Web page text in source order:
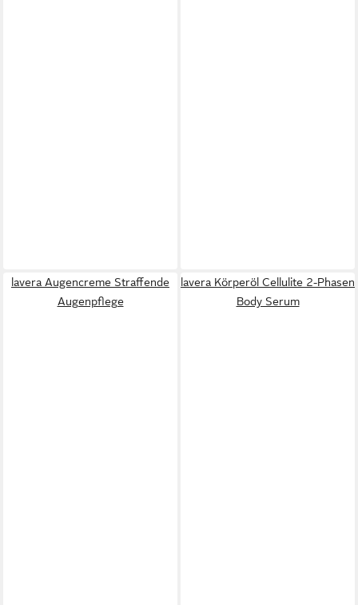
lavera Augencreme Straffende
Augenpflege
lavera Körperöl Cellulite 2-Phasen
Body Serum